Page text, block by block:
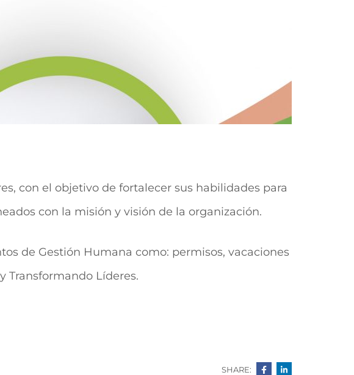
con el objetivo de fortalecer sus habilidades para
con la misión y visión de la organización.
de Gestión Humana como: permisos, vacaciones
Transformando Líderes.
SHARE: